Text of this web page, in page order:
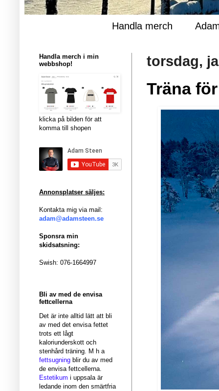
Handla merch
torsdag,
Träna
Handla merch i min
webbshop!
klicka på bilden för att
komma till shopen
Annonsplatser säljes:
Kontakta mig via mail:
adam@adamsteen.se
Sponsra min
skidsatsning:
Swish: 076-1664997
Bli av med de envisa
fettcellerna
Det är inte alltid lätt att bli
av med det envisa fettet
trots ett lågt
kaloriunderskott och
stenhård träning. M h a
fettsugning blir du av med
de envisa fettcellerna.
Estetikum i uppsala är
ledande inom den smärtfria